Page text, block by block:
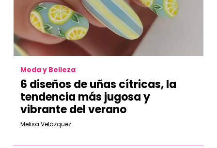
Moda y Belleza
6 diseños de uñas cítricas, la
tendencia más jugosa y
vibrante del verano
Melisa Velázquez